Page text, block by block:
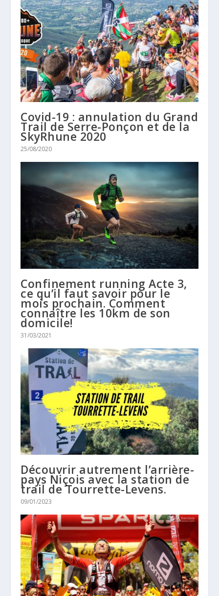
Covid-19 : annulation du Grand
Trail de Serre-Ponçon et de la
SkyRhune 2020
25/08/2020
Confinement running Acte 3,
ce qu’il faut savoir pour le
mois prochain. Comment
connaître les 10km de son
domicile!
31/03/2021
Découvrir autrement l’arrière-
pays Niçois avec la station de
trail de Tourrette-Levens.
09/01/2023